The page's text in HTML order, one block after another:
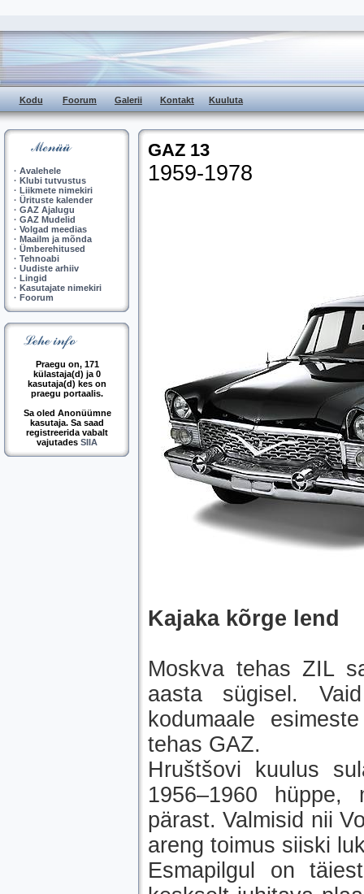
Kodu Foorum Galerii Kontakt Kuuluta
· Avalehele
· Klubi tutvustus
· Liikmete nimekiri
· Ürituste kalender
· GAZ Ajalugu
· GAZ Mudelid
· Volgad meedias
· Maailm ja mõnda
· Ümberehitused
· Tehnoabi
· Uudiste arhiiv
· Lingid
· Kasutajate nimekiri
· Foorum
Praegu on, 171
külastaja(d) ja 0
kasutaja(d) kes on
praegu portaalis.
Sa oled Anonüümne
kasutaja. Sa saad
registreerida vabalt
vajutades SIIA
GAZ 13
1959-1978
Kajaka kõrge lend
Moskva tehas ZIL
aasta sügisel.
kodumaale
tehas GAZ.
Hruštšovi kuulus
1956–1960
pärast. Valmisid nii
areng toimus siiski
Esmapilgul on